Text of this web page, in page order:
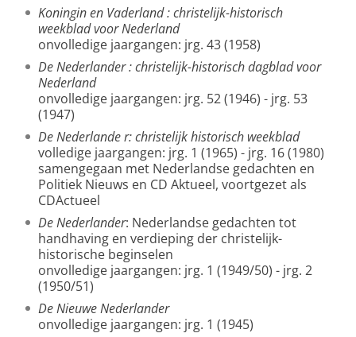
Koningin en Vaderland: christelijk-historisch
weekblad voor Nederland
onvolledige jaargangen: jrg. 43 (1958)
De Nederlander: christelijk-historisch dagblad voor
Nederland
onvolledige jaargangen: jrg. 52 (1946) - jrg. 53
(1947)
De Nederlander: christelijk historisch weekblad
volledige jaargangen: jrg. 1 (1965) - jrg. 16 (1980)
samengegaan met Nederlandse gedachten en
Politiek Nieuws en CD Aktueel, voortgezet als
CDActueel
De Nederlander: Nederlandse gedachten tot
handhaving en verdieping der christelijk-
historische beginselen
onvolledige jaargangen: jrg. 1 (1949/50) - jrg. 2
(1950/51)
De Nieuwe Nederlander
onvolledige jaargangen: jrg. 1 (1945)